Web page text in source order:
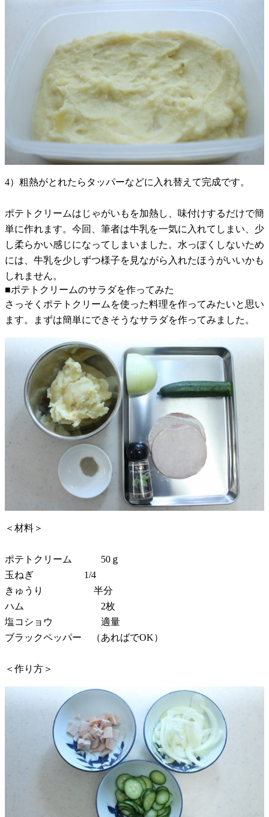
4）粗熱がとれたらタッパーなどに入れ替えて完成です。
ポテトクリームはじゃがいもを加熱し、味付けするだけで簡
単に作れます。今回、筆者は牛乳を一気に入れてしまい、少
し柔らかい感じになってしまいました。水っぽくしないため
には、牛乳を少しずつ様子を見ながら入れたほうがいいかも
しれません。
■ポテトクリームのサラダを作ってみた
さっそくポテトクリームを使った料理を作ってみたいと思い
ます。まずは簡単にできそうなサラダを作ってみました。
＜材料＞
ポテトクリーム 50ｇ
玉ねぎ 1/4
きゅうり 半分
ハム 2枚
塩コショウ 適量
ブラックペッパー （あればでOK）
＜作り方＞